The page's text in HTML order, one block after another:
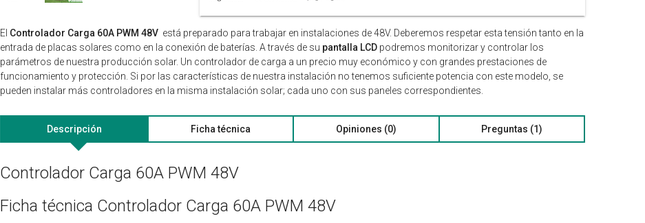
El Controlador Carga 60A PWM 48V está preparado para trabajar en instalaciones de 48V. Deberemos respetar esta tensión tanto en la
entrada de placas solares como en la conexión de baterías. A través de su pantalla LCD podremos monitorizar y controlar los
parámetros de nuestra producción solar. Un controlador de carga a un precio muy económico y con grandes prestaciones de
funcionamiento y protección. Si por las características de nuestra instalación no tenemos suficiente potencia con este modelo, se
pueden instalar más controladores en la misma instalación solar; cada uno con sus paneles correspondientes.
Descripción Ficha técnica Opiniones (0) Preguntas (1)
Controlador Carga 60A PWM 48V
Ficha técnica Controlador Carga 60A PWM 48V